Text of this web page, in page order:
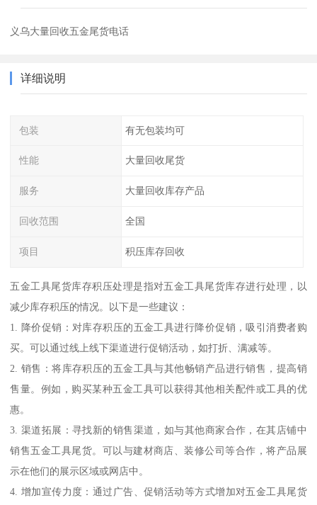
义乌大量回收五金尾货电话
详细说明
包装 有无包装均可
性能 大量回收尾货
服务 大量回收库存产品
回收范围 全国
项目 积压库存回收
五金工具尾货库存积压处理是指对五金工具尾货库存进行处理，以
减少库存积压的情况。以下是一些建议：
1. 降价促销：对库存积压的五金工具进行降价促销，吸引消费者购
买。可以通过线上线下渠道进行促销活动，如打折、满减等。
2. 销售：将库存积压的五金工具与其他畅销产品进行销售，提高销
售量。例如，购买某种五金工具可以获得其他相关配件或工具的优
惠。
3. 渠道拓展：寻找新的销售渠道，如与其他商家合作，在其店铺中
销售五金工具尾货。可以与建材商店、装修公司等合作，将产品展
示在他们的展示区域或网店中。
4. 增加宣传力度：通过广告、促销活动等方式增加对五金工具尾货